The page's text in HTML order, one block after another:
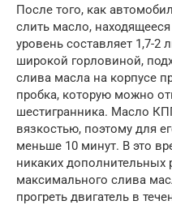
После того, как
слить масло,
уровень составляет 1,7-2
широкой горловиной,
слива масла на корпусе
пробка, которую можно
шестигранника. Масло
вязкостью, поэтому для
меньше 10 минут. В это
никаких дополнительных
максимального слива
прогреть двигатель в